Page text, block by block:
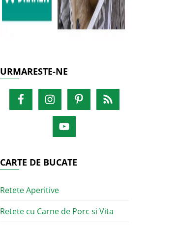
URMARESTE-NE
CARTE DE BUCATE
Retete Aperitive
Retete cu Carne de Porc si Vita